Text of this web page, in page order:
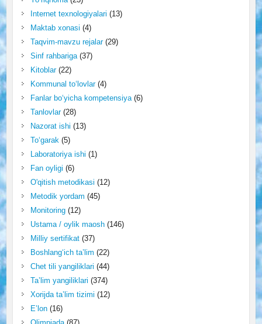
Internet texnologiyalari (13)
Maktab xonasi (4)
Taqvim-mavzu rejalar(29)
Sinf rahbariga(37)
Kitoblar(22)
Kommunal to‘lovlar(4)
Fanlar bo‘yicha kompetensiya(6)
Tanlovlar(28)
Nazorat ishi (13)
To‘garak (5)
Laboratoriya ishi (1)
Fan oyligi (6)
O'qitish metodikasi (12)
Metodik yordam (45)
Monitoring(12)
Ustama / oylik maosh(146)
Milliy sertifikat(37)
Boshlang‘ich ta’lim (22)
Chet tili yangiliklari (44)
Ta’lim yangiliklari (374)
Xorijda ta’lim tizimi (12)
E’lon(16)